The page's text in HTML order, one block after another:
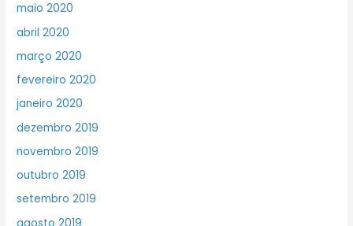
maio 2020
abril 2020
março 2020
fevereiro 2020
janeiro 2020
dezembro 2019
novembro 2019
outubro 2019
setembro 2019
agosto 2019